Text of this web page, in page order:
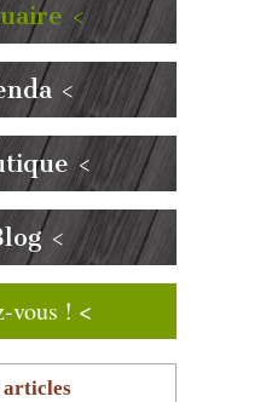
<
<
<
<
vous ! <